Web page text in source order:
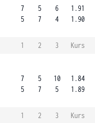
7
5
5
7
6
4
1.91
1.90
1 2 3
Kurs
7
5
5
7
10
5
1.84
1.89
1 2 3 Kurs